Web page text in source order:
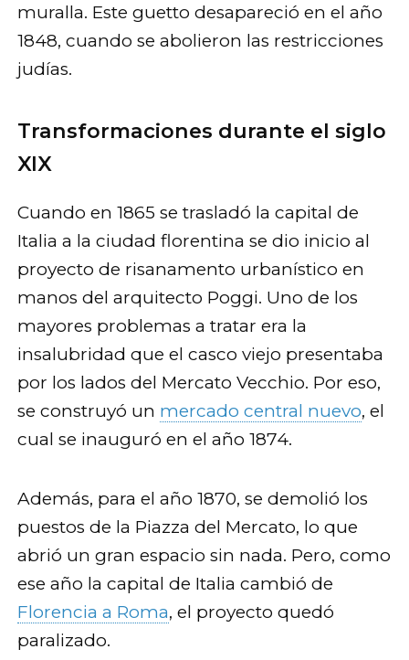
muralla. Este guetto desapareció en el año
1848, cuando se abolieron las restricciones
judías.
Transformaciones durante el siglo
XIX
Cuando en 1865 se trasladó la capital de
Italia a la ciudad florentina se dio inicio al
proyecto de risanamento urbanístico en
manos del arquitecto Poggi. Uno de los
mayores problemas a tratar era la
insalubridad que el casco viejo presentaba
por los lados del Mercato Vecchio. Por eso,
se construyó un mercado central nuevo, el
cual se inauguró en el año 1874.
Además, para el año 1870, se demolió los
puestos de la Piazza del Mercato, lo que
abrió un gran espacio sin nada. Pero, como
ese año la capital de Italia cambió de
Florencia a Roma, el proyecto quedó
paralizado.